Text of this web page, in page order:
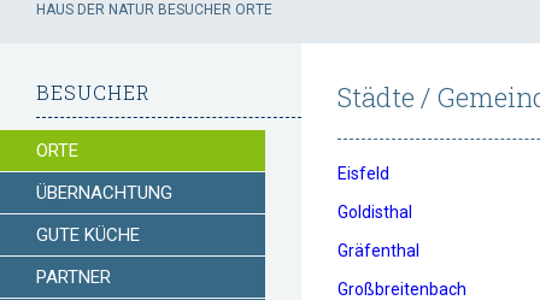
HAUS DER NATUR BESUCHER ORTE
Städte /
Eisfeld
Goldisthal
Gräfenthal
Großbreitenbach
BESUCHER
ORTE
ÜBERNACHTUNG
GUTE KÜCHE
PARTNER